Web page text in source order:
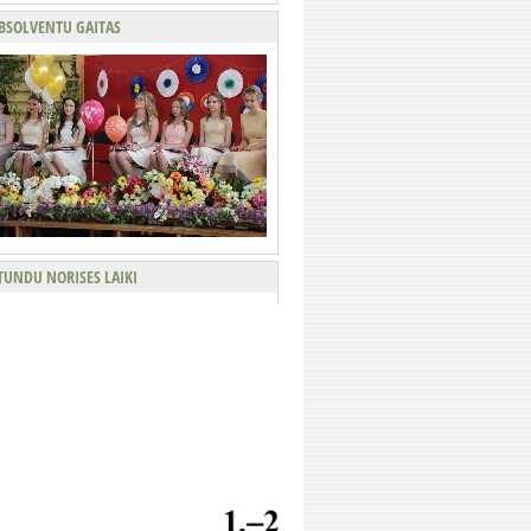
GAITAS
NORISES LAIKI